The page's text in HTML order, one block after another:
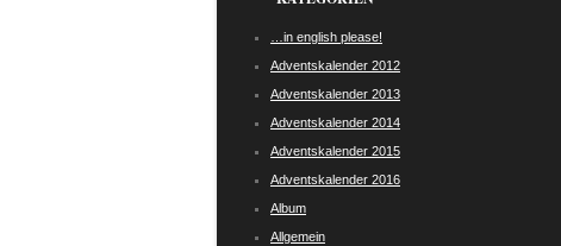
…in english please!
Adventskalender 2012
Adventskalender 2013
Adventskalender 2014
Adventskalender 2015
Adventskalender 2016
Album
Allgemein